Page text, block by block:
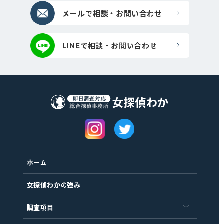
メールで相談・お問い合わせ
LINEで相談・お問い合わせ
ホーム
女探偵わかの強み
調査項目